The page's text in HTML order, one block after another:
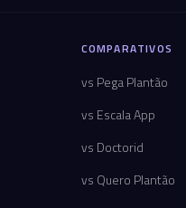
COMPARATIVOS
vs Pega Plantão
vs Escala App
vs Doctorid
vs Quero Plantão